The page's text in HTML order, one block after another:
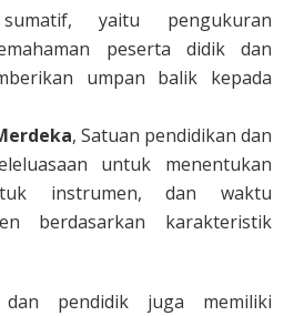
yaitu pengukuran
peserta didik dan
umpan balik kepada
, Satuan pendidikan dan
untuk menentukan
instrumen, dan waktu
berdasarkan karakteristik
dan pendidik juga memiliki